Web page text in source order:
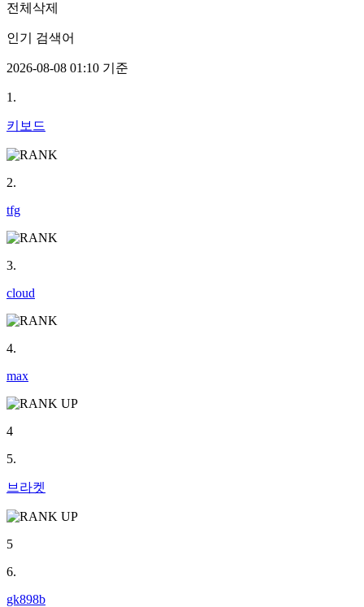
전체삭제
인기 검색어
2026-08-08 01:10 기준
1.
키보드
2.
tfg
3.
cloud
4.
max
4
5.
브라켓
5
6.
gk898b